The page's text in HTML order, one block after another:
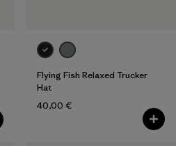
Flying Fish Relaxed Trucker
Hat
40,00 €